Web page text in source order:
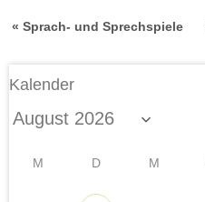
« Sprach- und Sprechspiele
Kalender
M D M